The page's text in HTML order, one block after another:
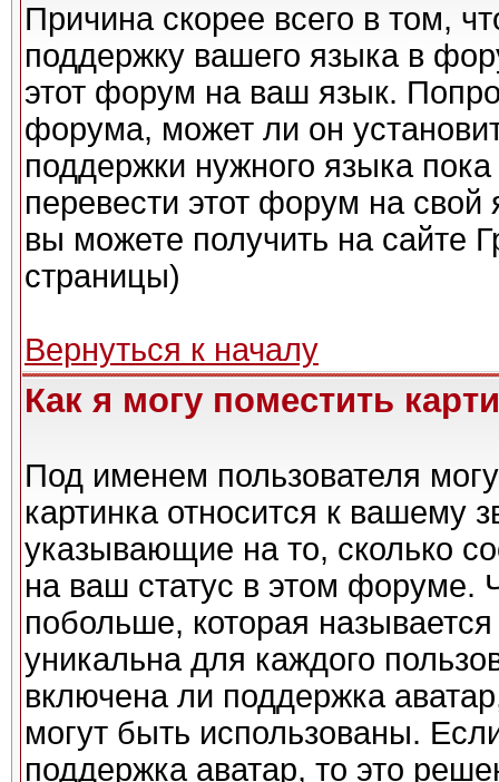
Причина скорее всего в том,
поддержку вашего языка в
этот форум на ваш язык.
форума, может ли он
поддержки нужного языка
перевести этот форум на
вы можете получить на сайте
страницы)
Вернуться к началу
Как я могу поместить
Под именем пользователя
картинка относится к вашему
указывающие на то, сколько
на ваш статус в этом форуме.
побольше, которая
уникальна для каждого
включена ли поддержка
могут быть использованы.
поддержка аватар, то это